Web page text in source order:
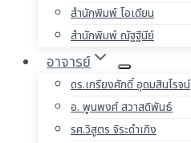
สำนักพิมพ์ โอเดียน
สำนักพิมพ์ ณัฐฐินีย์
อาจารย์
ดร.เกรียงศักดิ์ อุดมสินโรจน์
อ. พูนพงศ์ สวาสดิพันธ์
รศ.วิสูตร จิระดำเกิง